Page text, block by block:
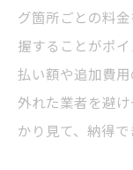
グ箇所ごとの料
握することがポ
払い額や追加費
外れた業者を避
かり見て、納得